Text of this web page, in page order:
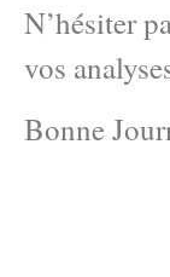
N’hésiter
vos
Bonne